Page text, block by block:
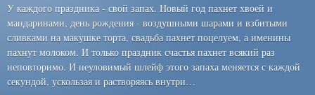
У каждого праздника - свой запах. Новый год пахнет хвоей и
мандаринами, день рождения - воздушными шарами и взбитыми
сливками на макушке торта, свадьба пахнет поцелуем, а именины
пахнут молоком. И только праздник счастья пахнет всякий раз
неповторимо. И неуловимый шлейф этого запаха меняется с каждой
секундой, ускользая и растворяясь внутри…